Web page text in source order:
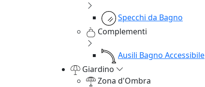
Specchi da Bagno
Complementi
Ausili Bagno Accessibile
Giardino
Zona d'Ombra